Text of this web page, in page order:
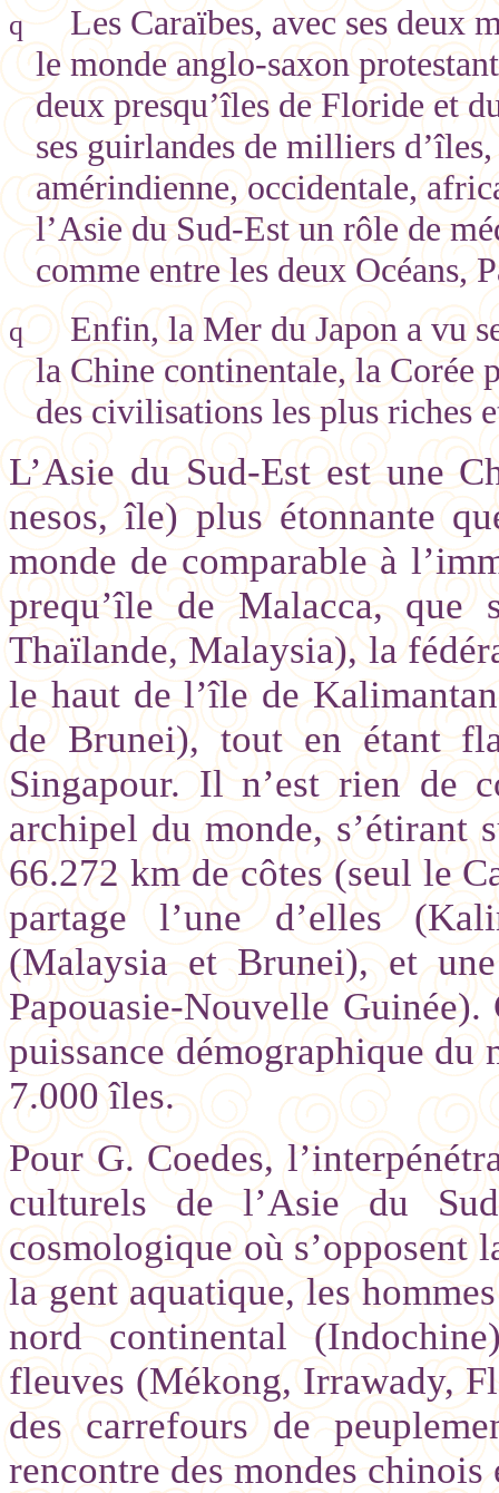
q
Les Caraïbes, avec ses deux
le monde anglo-saxon
deux presqu’îles de Floride et
ses guirlandes de milliers
amérindienne, occidentale,
l’Asie du Sud-Est un rôle de
comme entre les deux Océans,
q
Enfin, la Mer du Japon a vu
la Chine continentale, la Corée
des civilisations les plus riches
L’Asie du Sud-Est est une
nesos, île) plus étonnante
monde de comparable à
prequ’île de Malacca, que
Thaïlande, Malaysia), la
le haut de l’île de
de Brunei), tout en étant
Singapour. Il n’est rien de
archipel du monde, s’étirant
66.272 km de côtes (seul le
partage l’une d’elles
(Malaysia et Brunei), et
Papouasie-Nouvelle
puissance démographique
7.000 îles.
Pour G. Coedes,
culturels de l’Asie du
cosmologique où s’opposent
la gent aquatique, les
nord continental
fleuves (Mékong, Irrawady,
des carrefours de
rencontre des mondes chinois